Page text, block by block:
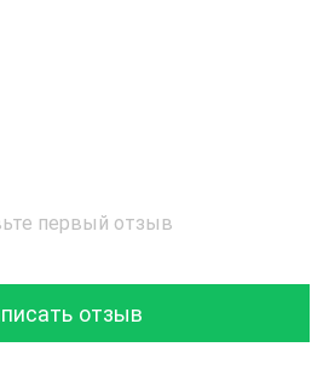
первый отзыв
отзыв